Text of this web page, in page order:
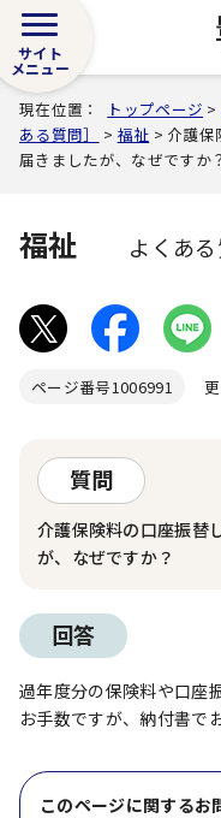
サイト
メニュー
現在位置： トップページ >
ある質問］
> 福祉 > 介護
届きましたが、なぜですか？
福祉 よくある
ページ番号1006991 更
質問
介護保険料の口座振替
が、なぜですか？
回答
過年度分の保険料や口座
お手数ですが、納付書で
このページに関するお